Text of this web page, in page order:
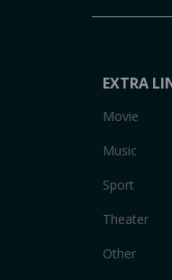
EXTRA
Movie
Music
Sport
Theater
Other